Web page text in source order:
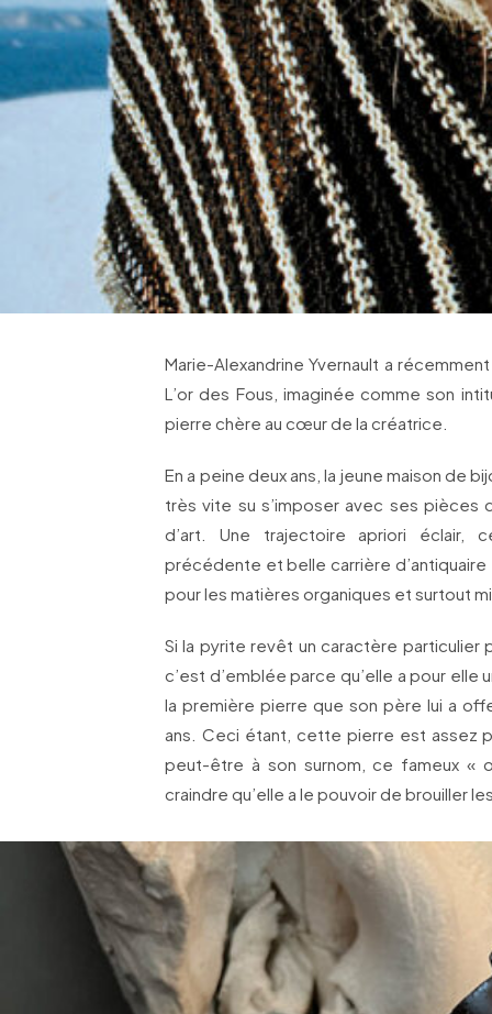
Marie-Alexandrine Yvernault a
L’or des Fous, imaginée comme son
pierre chère au cœur de la créatrice.
En a peine deux ans, la jeune maison de
très vite su s’imposer avec ses pièces
d’art. Une trajectoire apriori éclair,
précédente et belle carrière
pour les matières organiques et surtout
Si la pyrite revêt un caractère particulier
c’est d’emblée parce qu’elle a pour elle
la première pierre que son père lui a
ans. Ceci étant, cette pierre est assez
peut-être à son surnom, ce fameux «
craindre qu’elle a le pouvoir de brouiller